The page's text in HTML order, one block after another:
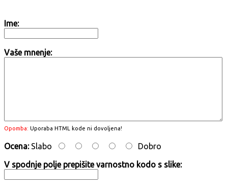
Ime:
Vaše mnenje:
Opomba: Uporaba HTML kode ni dovoljena!
Ocena: Slabo
Dobro
V spodnje polje prepišite varnostno kodo s slike: